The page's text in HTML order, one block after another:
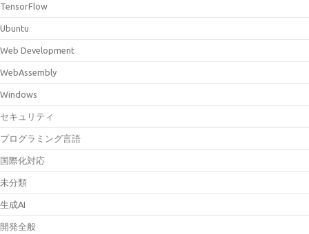
TensorFlow
Ubuntu
Web Development
WebAssembly
Windows
セキュリティ
プログラミング言語
国際化対応
未分類
生成AI
開発全般